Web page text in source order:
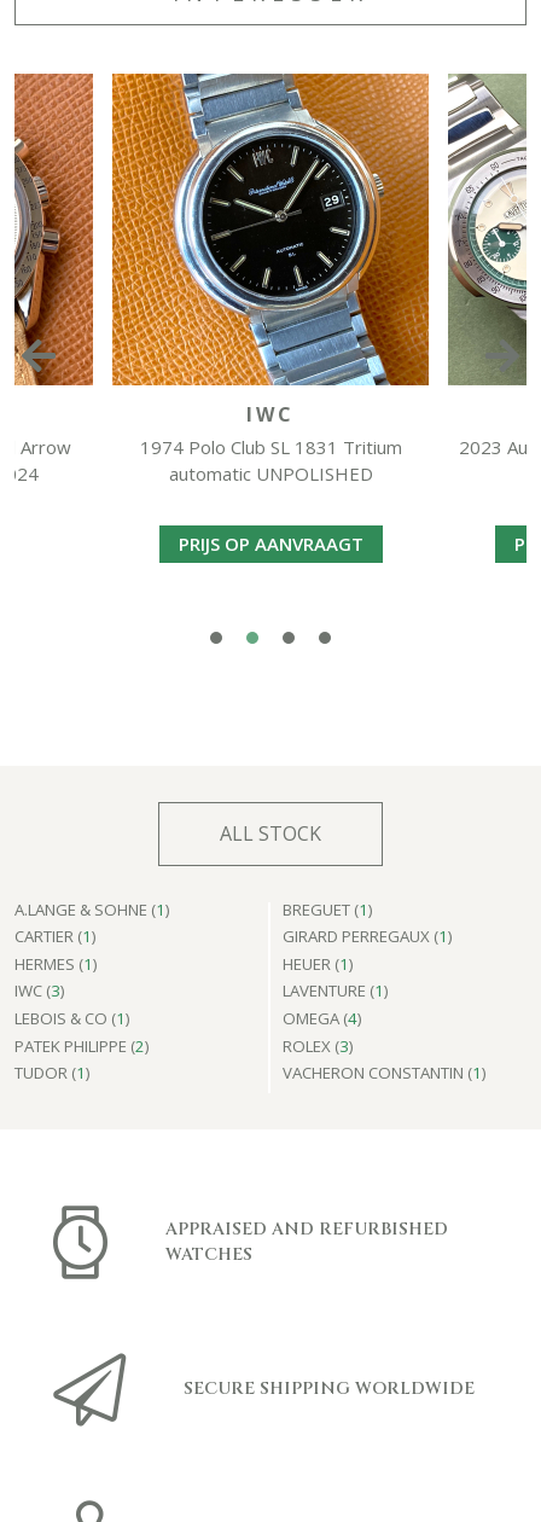
IWC
1974 Polo Club SL 1831 Tritium
automatic UNPOLISHED
PRIJS OP AANVRAAGT
2023
ALL STOCK
A.LANGE & SOHNE (1) BREGUET (1)
CARTIER (1) GIRARD PERREGAUX (1)
HERMES (1) HEUER (1)
IWC (3) LAVENTURE (1)
LEBOIS & CO (1) OMEGA (4)
PATEK PHILIPPE (2) ROLEX (3)
TUDOR (1) VACHERON CONSTANTIN (1)
APPRAISED AND REFURBISHED
WATCHES
SECURE SHIPPING WORLDWIDE